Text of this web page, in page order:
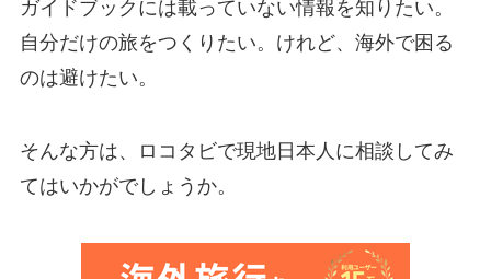
ガイドブックには載っていない情報を知りたい。
自分だけの旅をつくりたい。けれど、海外で困る
のは避けたい。
そんな方は、ロコタビで現地日本人に相談してみ
てはいかがでしょうか。